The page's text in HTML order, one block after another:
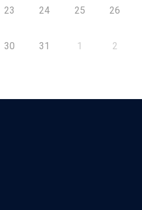
23 24 25 26
30 31 1 2